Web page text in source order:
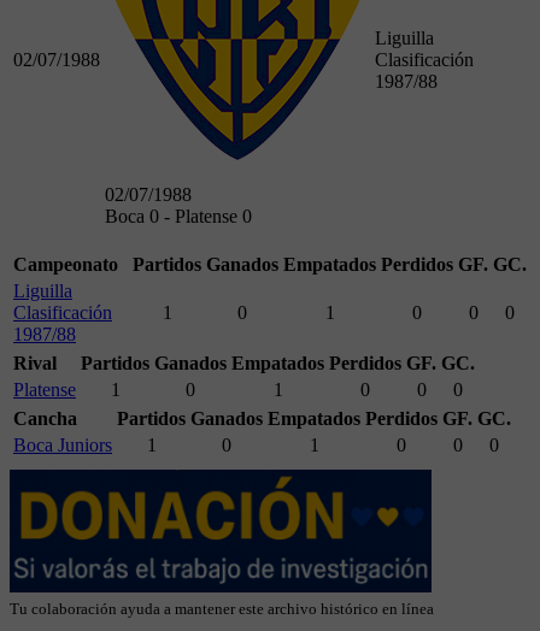
02/07/1988
02/07/1988
Boca 0 - Platense 0
Liguilla
Clasificación
1987/88
Campeonato Partidos Ganados Empatados Perdidos GF. GC.
Liguilla
Clasificación
1987/88
1 0 1 0 0 0
Rival Partidos Ganados Empatados Perdidos GF. GC.
Platense
1 0 1 0 0
0
Cancha
Partidos Ganados Empatados Perdidos GF. GC.
Boca Juniors
1 0 1 0 0 0
Tu colaboración ayuda a mantener este archivo histórico en línea